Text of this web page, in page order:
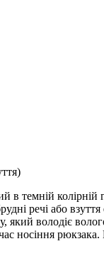
темній колірній
речі або
який володіє
носіння